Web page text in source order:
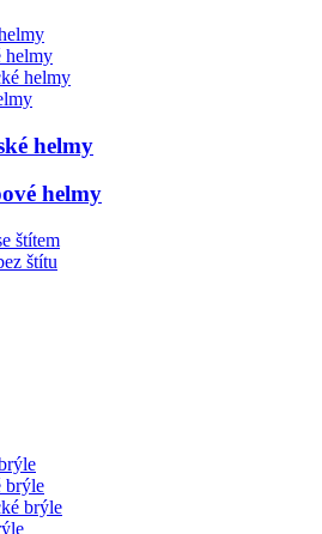
helmy
helmy
helmy
helmy
štítem
štítu
brýle
brýle